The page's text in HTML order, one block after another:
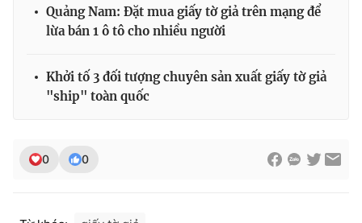
Quảng Nam: Đặt mua giấy tờ giả trên mạng để
lừa bán 1 ô tô cho nhiều người
Khởi tố 3 đối tượng chuyên sản xuất giấy tờ giả
"ship" toàn quốc
0 0